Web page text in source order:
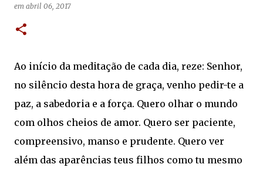
em abril 06, 2017
Ao início da meditação de cada dia, reze: Senhor,
no silêncio desta hora de graça, venho pedir-te a
paz, a sabedoria e a força. Quero olhar o mundo
com olhos cheios de amor. Quero ser paciente,
compreensivo, manso e prudente. Quero ver
além das aparências teus filhos como tu mesmo